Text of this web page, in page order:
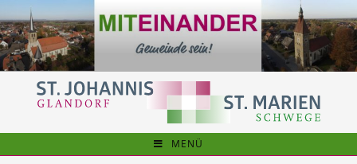
Inhalt
springen
MENÜ